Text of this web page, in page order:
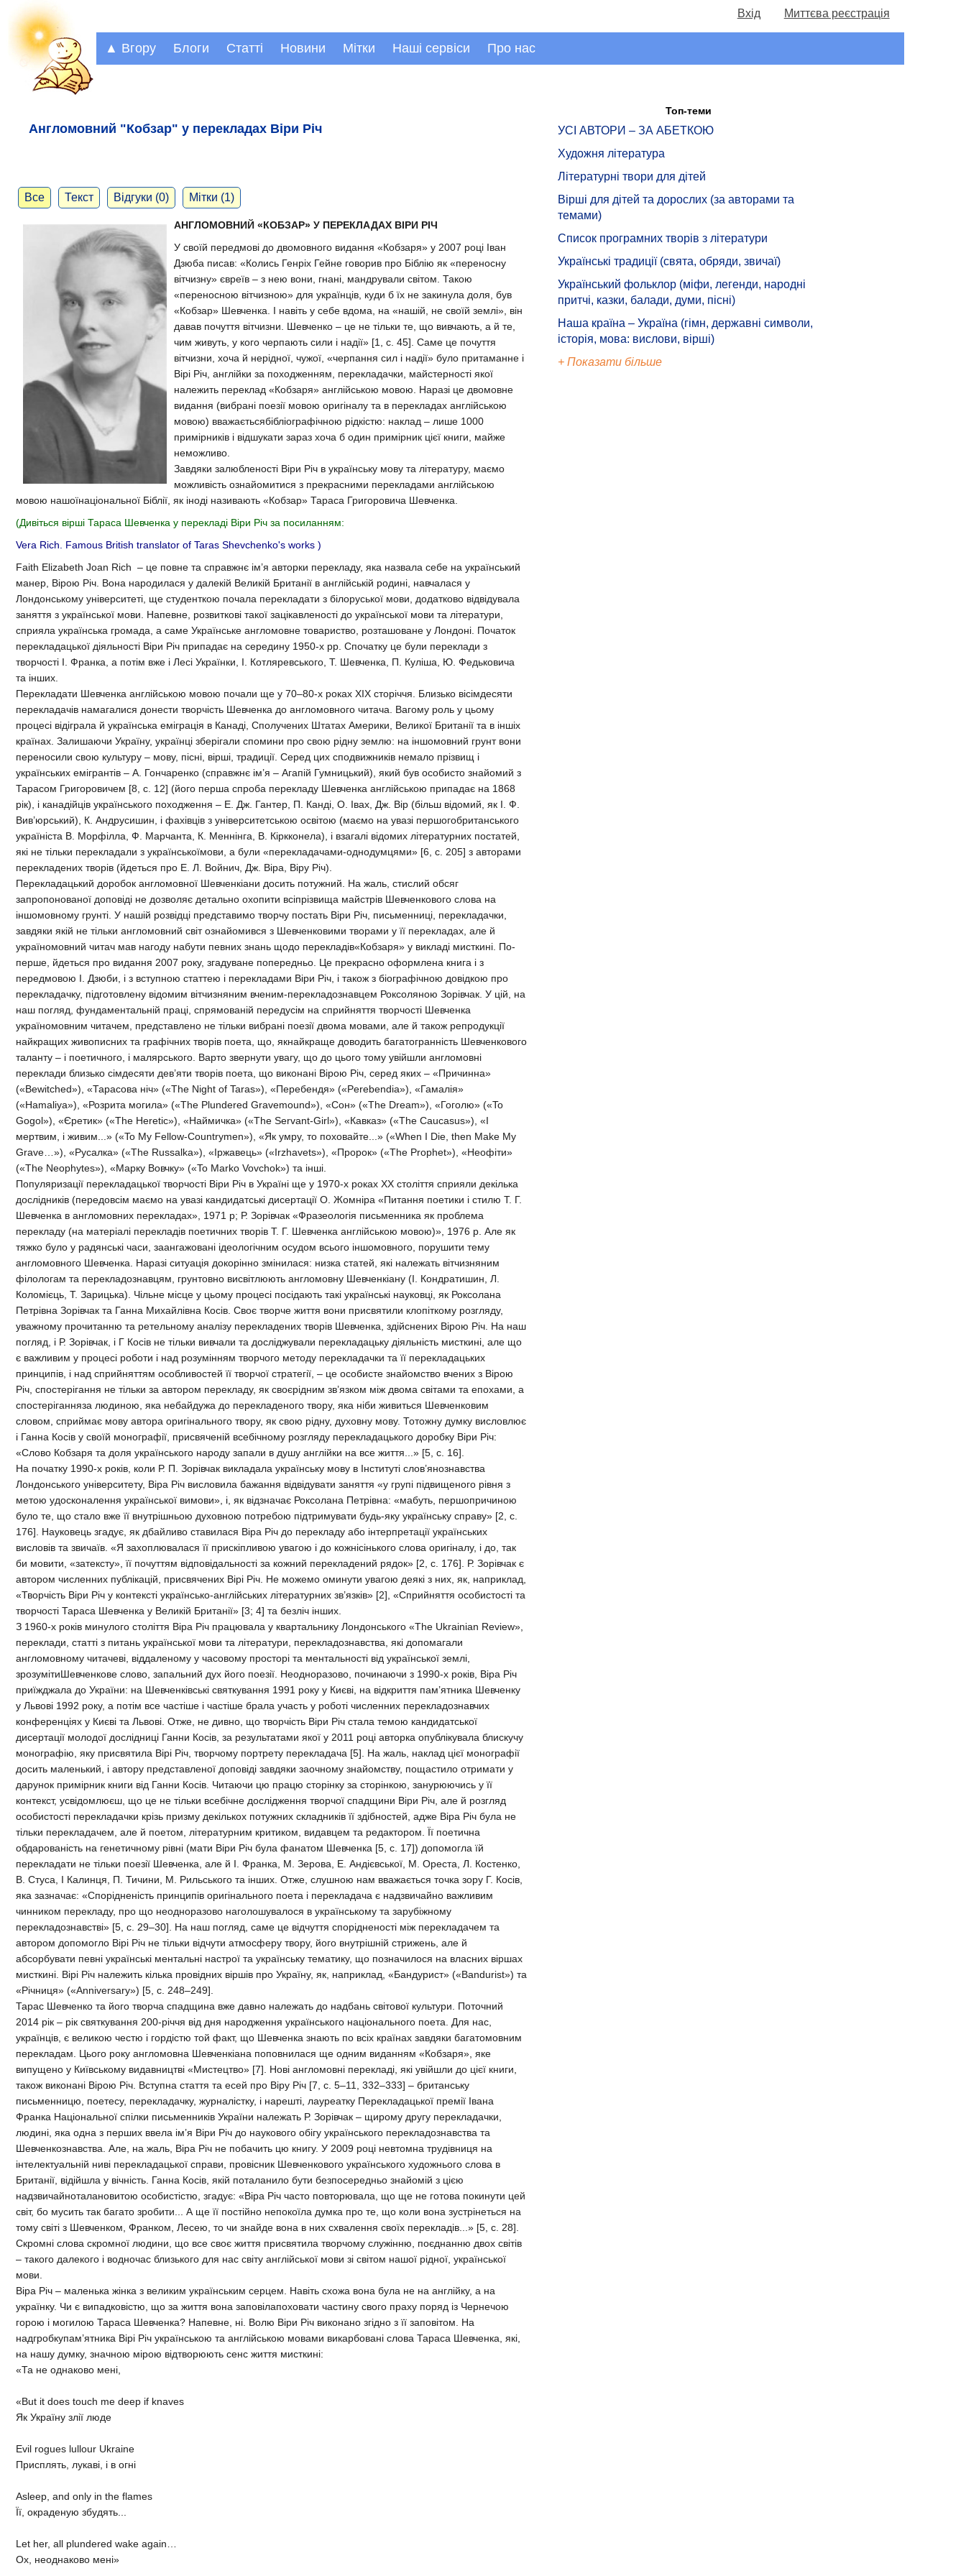
Вхід Миттєва реєстрація
▲ Вгору Блоги Статті Новини Мітки Наші сервіси Про нас
Англомовний "Кобзар" у перекладах Віри Річ
Все Текст Відгуки (0) Мітки (1)
АНГЛОМОВНИЙ «КОБЗАР» У ПЕРЕКЛАДАХ ВІРИ РІЧ
У своїй передмові до двомовного видання «Кобзаря» у 2007 році Іван
Дзюба писав: «Колись Генріх Гейне говорив про Біблію як «переносну
вітчизну» євреїв – з нею вони, гнані, мандрували світом. Такою
«переносною вітчизною» для українців, куди б їх не закинула доля, був
«Кобзар» Шевченка. І навіть у себе вдома, на «нашій, не своїй землі», він
давав почуття вітчизни. Шевченко – це не тільки те, що вивчають, а й те,
чим живуть, у кого черпають сили і надії» [1, c. 45]. Саме це почуття
вітчизни, хоча й нерідної, чужої, «черпання сил і надії» було притаманне і
Вірі Річ, англійки за походженням, перекладачки, майстерності якої
належить переклад «Кобзаря» англійською мовою. Наразі це двомовне
видання (вибрані поезії мовою оригіналу та в перекладах англійською
мовою) вважаєтьсябібліографічною рідкістю: наклад – лише 1000
примірників і відшукати зараз хоча б один примірник цієї книги, майже
неможливо.
Завдяки залюбленості Віри Річ в українську мову та літературу, маємо
можливість ознайомитися з прекрасними перекладами англійською
мовою нашоїнаціональної Біблії, як іноді називають «Кобзар» Тараса Григоровича Шевченка.
(Дивіться вірші Тараса Шевченка у перекладі Віри Річ за посиланням:
Vera Rich. Famous British translator of Taras Shevchenko's works )
Faith Elizabeth Joan Rich – це повне та справжнє ім’я авторки перекладу, яка назвала себе на український
манер, Вірою Річ. Вона народилася у далекій Великій Британії в англійській родині, навчалася у
Лондонському університеті, ще студенткою почала перекладати з білоруської мови, додатково відвідувала
заняття з української мови. Напевне, розвиткові такої зацікавленості до української мови та літератури,
сприяла українська громада, а саме Українське англомовне товариство, розташоване у Лондоні. Початок
перекладацької діяльності Віри Річ припадає на середину 1950-х рр. Спочатку це були переклади з
творчості І. Франка, а потім вже і Лесі Українки, І. Котляревського, Т. Шевченка, П. Куліша, Ю. Федьковича
та інших.
Перекладати Шевченка англійською мовою почали ще у 70–80-х роках ХIХ сторіччя. Близько вісімдесяти
перекладачів намагалися донести творчість Шевченка до англомовного читача. Вагому роль у цьому
процесі відіграла й українська еміграція в Канаді, Сполучених Штатах Америки, Великої Британії та в іншіх
країнах. Залишаючи Україну, українці зберігали спомини про свою рідну землю: на іншомовний грунт вони
переносили свою культуру – мову, пісні, вірші, традиції. Серед цих сподвижників немало прізвищ і
українських емігрантів – А. Гончаренко (справжнє ім’я – Агапій Гумницький), який був особисто знайомий з
Тарасом Григоровичем [8, c. 12] (його перша спроба перекладу Шевченка англійською припадає на 1868
рік), і канадійців українського походження – Е. Дж. Гантер, П. Канді, О. Івах, Дж. Вір (більш відомий, як І. Ф.
Вив’юрський), К. Андрусишин, і фахівців з університетською освітою (маємо на увазі першогобританського
україніста В. Морфілла, Ф. Марчанта, К. Меннінга, В. Кіркконела), і взагалі відомих літературних постатей,
які не тільки перекладали з українськоїмови, а були «перекладачами-однодумцями» [6, c. 205] з авторами
перекладених творів (йдеться про Е. Л. Войнич, Дж. Віра, Віру Річ).
Перекладацький доробок англомовної Шевченкіани досить потужний. На жаль, стислий обсяг
запропонованої доповіді не дозволяє детально охопити всіпрізвища майстрів Шевченкового слова на
іншомовному грунті. У нашій розвідці представимо творчу постать Віри Річ, письменниці, перекладачки,
завдяки якій не тільки англомовний світ ознайомився з Шевченковими творами у її перекладах, але й
україномовний читач мав нагоду набути певних знань щодо перекладів«Кобзаря» у викладі мисткині. По-
перше, йдеться про видання 2007 року, згадуване попередньо. Це прекрасно оформлена книга і з
передмовою І. Дзюби, і з вступною статтею і перекладами Віри Річ, і також з біографічною довідкою про
перекладачку, підготовлену відомим вітчизняним вченим-перекладознавцем Роксоляною Зорівчак. У цій, на
наш погляд, фундаментальній праці, спрямованій передусім на сприйняття творчості Шевченка
україномовним читачем, представлено не тільки вибрані поезії двома мовами, але й також репродукції
найкращих живописних та графічних творів поета, що, якнайкраще доводить багатогранність Шевченкового
таланту – і поетичного, і малярського. Варто звернути увагу, що до цього тому увійшли англомовні
переклади близько сімдесяти дев’яти творів поета, що виконані Вірою Річ, серед яких – «Причинна»
(«Bewitched»), «Тарасова ніч» («The Night of Taras»), «Перебендя» («Perebendia»), «Гамалія»
(«Hamaliya»), «Розрита могила» («The Plundered Gravemound»), «Сон» («The Dream»), «Гоголю» («To
Gogol»), «Єретик» («The Heretic»), «Наймичка» («The Servant-Girl»), «Кавказ» («The Caucasus»), «І
мертвим, і живим...» («To My Fellow-Countrymen»), «Як умру, то поховайте...» («When I Die, then Make My
Grave…»), «Русалка» («The Russalka»), «Іржавець» («Irzhavets»), «Пророк» («The Prophet»), «Неофіти»
(«The Neophytes»), «Марку Вовчку» («To Marko Vovchok») та інші.
Популяризації перекладацької творчості Віри Річ в Україні ще у 1970-х роках ХХ століття сприяли декілька
дослідників (передовсім маємо на увазі кандидатські дисертації О. Жомніра «Питання поетики і стилю Т. Г.
Шевченка в англомовних перекладах», 1971 р; Р. Зорівчак «Фразеологія письменника як проблема
перекладу (на матеріалі перекладів поетичних творів Т. Г. Шевченка англійською мовою)», 1976 р. Але як
тяжко було у радянські часи, заангажовані ідеологічним осудом всього іншомовного, порушити тему
англомовного Шевченка. Наразі ситуація докорінно змінилася: низка статей, які належать вітчизняним
філологам та перекладознавцям, грунтовно висвітлюють англомовну Шевченкіану (І. Кондратишин, Л.
Коломієць, Т. Зарицька). Чільне місце у цьому процесі посідають такі українські науковці, як Роксолана
Петрівна Зорівчак та Ганна Михайлівна Косів. Своє творче життя вони присвятили клопіткому розгляду,
уважному прочитанню та ретельному аналізу перекладених творів Шевченка, здійснених Вірою Річ. На наш
погляд, і Р. Зорівчак, і Г Косів не тільки вивчали та досліджували перекладацьку діяльність мисткині, але що
є важливим у процесі роботи і над розумінням творчого методу перекладачки та її перекладацьких
принципів, і над сприйняттям особливостей її творчої стратегії, – це особисте знайомство вчених з Вірою
Річ, спостерігання не тільки за автором перекладу, як своєрідним зв’язком між двома світами та епохами, а
спостеріганняза людиною, яка небайдужа до перекладеного твору, яка ніби живиться Шевченковим
словом, сприймає мову автора оригінального твору, як свою рідну, духовну мову. Тотожну думку висловлює
і Ганна Косів у своїй монографії, присвяченій всебічному розгляду перекладацького доробку Віри Річ:
«Слово Кобзаря та доля українського народу запали в душу англійки на все життя...» [5, c. 16].
На початку 1990-х років, коли Р. П. Зорівчак викладала українську мову в Інституті слов’янознавства
Лондонського університету, Віра Річ висловила бажання відвідувати заняття «у групі підвищеного рівня з
метою удосконалення української вимови», і, як відзначає Роксолана Петрівна: «мабуть, першопричиною
було те, що стало вже її внутрішньою духовною потребою підтримувати будь-яку українську справу» [2, с.
176]. Науковець згадує, як дбайливо ставилася Віра Річ до перекладу або інтерпретації українських
висловів та звичаїв. «Я захоплювалася її прискіпливою увагою і до кожнісінького слова оригіналу, і до, так
би мовити, «затексту», її почуттям відповідальності за кожний перекладений рядок» [2, c. 176]. Р. Зорівчак є
автором численних публікацій, присвячених Вірі Річ. Не можемо оминути увагою деякі з них, як, наприклад,
«Творчість Віри Річ у контексті українсько-англійських літературних зв’язків» [2], «Сприйняття особистості та
творчості Тараса Шевченка у Великій Британії» [3; 4] та безліч інших.
З 1960-х років минулого століття Віра Річ працювала у квартальнику Лондонського «The Ukrainian Review»,
переклади, статті з питань української мови та літератури, перекладознавства, які допомагали
англомовному читачеві, віддаленому у часовому просторі та ментальності від української землі,
зрозумітиШевченкове слово, запальний дух його поезії. Неодноразово, починаючи з 1990-х років, Віра Річ
приїжджала до України: на Шевченківські святкування 1991 року у Києві, на відкриття пам’ятника Шевченку
у Львові 1992 року, а потім все частіше і частіше брала участь у роботі численних перекладознавчих
конференціях у Києві та Львові. Отже, не дивно, що творчість Віри Річ стала темою кандидатської
дисертації молодої дослідниці Ганни Косів, за результатами якої у 2011 році авторка опублікувала блискучу
монографію, яку присвятила Вірі Річ, творчому портрету перекладача [5]. На жаль, наклад цієї монографії
досить маленький, і автору представленої доповіді завдяки заочному знайомству, пощастило отримати у
дарунок примірник книги від Ганни Косів. Читаючи цю працю сторінку за сторінкою, занурюючись у її
контекст, усвідомлюєш, що це не тільки всебічне дослідження творчої спадщини Віри Річ, але й розгляд
особистості перекладачки крізь призму декількох потужних складників її здібностей, адже Віра Річ була не
тільки перекладачем, але й поетом, літературним критиком, видавцем та редактором. Її поетична
обдарованість на генетичному рівні (мати Віри Річ була фанатом Шевченка [5, с. 17]) допомогла їй
перекладати не тільки поезії Шевченка, але й І. Франка, М. Зерова, Е. Андієвської, М. Ореста, Л. Костенко,
В. Стуса, І Калинця, П. Тичини, М. Рильського та інших. Отже, слушною нам вважається точка зору Г. Косів,
яка зазначає: «Спорідненість принципів оригінального поета і перекладача є надзвичайно важливим
чинником перекладу, про що неодноразово наголошувалося в українському та зарубіжному
перекладознавстві» [5, с. 29–30]. На наш погляд, саме це відчуття спорідненості між перекладачем та
автором допомогло Вірі Річ не тільки відчути атмосферу твору, його внутрішній стрижень, але й
абсорбувати певні українські ментальні настрої та українську тематику, що позначилося на власних віршах
мисткині. Вірі Річ належить кілька провідних віршів про Україну, як, наприклад, «Бандурист» («Bandurist») та
«Річниця» («Anniversary») [5, с. 248–249].
Тарас Шевченко та його творча спадщина вже давно належать до надбань світової культури. Поточний
2014 рік – рік святкування 200-річчя від дня народження українського національного поета. Для нас,
українців, є великою честю і гордістю той факт, що Шевченка знають по всіх країнах завдяки багатомовним
перекладам. Цього року англомовна Шевченкіана поповнилася ще одним виданням «Кобзаря», яке
випущено у Київському видавництві «Мистецтво» [7]. Нові англомовні перекладі, які увійшли до цієї книги,
також виконані Вірою Річ. Вступна стаття та есей про Віру Річ [7, c. 5–11, 332–333] – британську
письменницю, поетесу, перекладачку, журналістку, і нарешті, лауреатку Перекладацької премії Івана
Франка Національної спілки письменників України належать Р. Зорівчак – щирому другу перекладачки,
людині, яка одна з перших ввела ім’я Віри Річ до наукового обігу українського перекладознавства та
Шевченкознавства. Але, на жаль, Віра Річ не побачить цю книгу. У 2009 році невтомна трудівниця на
інтелектуальній ниві перекладацької справи, провісник Шевченкового українського художнього слова в
Британії, відійшла у вічність. Ганна Косів, якій поталанило бути безпосередньо знайомій з цією
надзвичайноталановитою особистістю, згадує: «Віра Річ часто повторювала, що ще не готова покинути цей
світ, бо мусить так багато зробити... А ще її постійно непокоїла думка про те, що коли вона зустрінеться на
тому світі з Шевченком, Франком, Лесею, то чи знайде вона в них схвалення своїх перекладів...» [5, c. 28].
Скромні слова скромної людини, що все своє життя присвятила творчому служінню, поєднанню двох світів
– такого далекого і водночас близького для нас світу англійської мови зі світом нашої рідної, української
мови.
Віра Річ – маленька жінка з великим українським серцем. Навіть схожа вона була не на англійку, а на
українку. Чи є випадковістю, що за життя вона заповілапоховати частину свого праху поряд із Чернечою
горою і могилою Тараса Шевченка? Напевне, ні. Волю Віри Річ виконано згідно з її заповітом. На
надгробкупам’ятника Вірі Річ українською та англійською мовами викарбовані слова Тараса Шевченка, які,
на нашу думку, значною мірою відтворюють сенс життя мисткині:
«Та не однаково мені,
«But it does touch me deep if knaves
Як Україну злії люде
Evil rogues lullour Ukraine
Присплять, лукаві, і в огні
Asleep, and only in the flames
Її, окраденую збудять...
Let her, all plundered wake again…
Ох, неоднаково мені»
Топ-теми
УСІ АВТОРИ – ЗА АБЕТКОЮ
Художня література
Літературні твори для дітей
Вірші для дітей та дорослих (за авторами та
темами)
Список програмних творів з літератури
Українські традиції (свята, обряди, звичаї)
Український фольклор (міфи, легенди, народні
притчі, казки, балади, думи, пісні)
Наша країна – Україна (гімн, державні символи,
історія, мова: вислови, вірші)
+ Показати більше